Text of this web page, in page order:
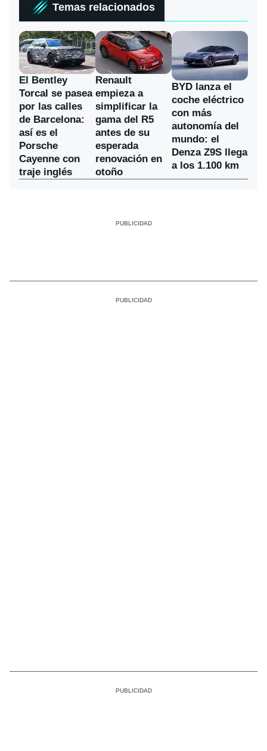
Temas relacionados
El Bentley
Torcal se pasea
por las calles
de Barcelona:
así es el
Porsche
Cayenne con
traje inglés
Renault
empieza a
simplificar la
gama del R5
antes de su
esperada
renovación en
otoño
BYD lanza el
coche eléctrico
con más
autonomía del
mundo: el
Denza Z9S llega
a los 1.100 km